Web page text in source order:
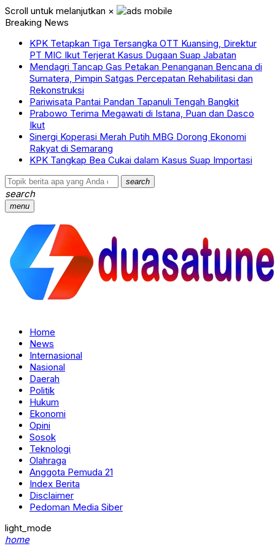
Scroll untuk melanjutkan ×
Breaking News
KPK Tetapkan Tiga Tersangka OTT Kuansing, Direktur
PT MIC Ikut Terjerat Kasus Dugaan Suap Jabatan
Mendagri Tancap Gas Petakan Penanganan Bencana di
Sumatera, Pimpin Satgas Percepatan Rehabilitasi dan
Rekonstruksi
Pariwisata Pantai Pandan Tapanuli Tengah Bangkit
Prabowo Terima Megawati di Istana, Puan dan Dasco
Ikut
Sinergi Koperasi Merah Putih MBG Dorong Ekonomi
Rakyat di Semarang
KPK Tangkap Bea Cukai dalam Kasus Suap Importasi
search
search
menu
Home
News
Internasional
Nasional
Daerah
Politik
Hukum
Ekonomi
Opini
Sosok
Teknologi
Olahraga
Anggota Pemuda 21
Index Berita
Disclaimer
Pedoman Media Siber
light_mode
home